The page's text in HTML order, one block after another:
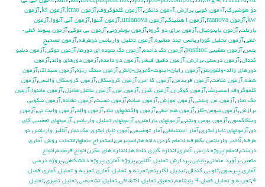
دو هوشبرگ,آ»مون خوبي برازش,آ»مون دانكن,آآزمون كلموگروف,آزمون kmo ,آزمون ks ,آزمون
kw
,آزمون manova ,آزمون t هتلينگ ,آزمون unianova ,آزمون آننوا,آزمون آني آنووا,آزمون
بارتلت,آزمون باينوميال,آزمون براي دو گروه,آزمون بونفروني,آزمون بي توكي,آزمون پيوند خطي-
خطي,آزمون تحليل كوواريانس چند متغيره,آزمون تحليل واريانس دوطرفه,آزمون تصحيح
يتس,آزمون تعقيبي posthoc ,آزمون تك دامنه,آزمون تك نمونه اي دورها,آزمون توكي,آزمون دبليو
كندال,آزمون درستي برازش,آزمون دقيق فيشر ,آزمون دو دامنه,آزمون دورهاي والد,آزمون
دورهاي والد-ولفوويتز ,آزمون رايان-اينوت-گابريل-ولش,آزمون سنگ ريزه,آزمون سيداك,آزمون
شفه,آزمون علامت,آزمون فريدمن,آزمون كا اس,آزمون كروسكال,آزمون كروسكال واليس,آزمون
كلموگروف اسميرنف,آزمون كوكران,آزمون كيزر ,آزمون لون,آزمون مانتل هانزل,آزمون ماننوا,آزمون
مك نمار ,آزمون من ويتني,آزمون موزش,آزمون ميانه,آزمون نسبت,آزمون نشانه,آزمون نيكويي
برازش,آزمون نيومن-كلز ,آزمون هم خطي,آزمون واكنشهاي حاد,آزمون والد,آزمون وايت ني,آزمون
ويلكاكسون,آزمون يومن ويتني,آزمونهاي پارامتري,آزمونهاي تحليل واريانس,آزمونهاي تعقيبي كاي
دو,آزمونهاي ناپارامتري,آمار استنباطي,آمار توضيفي,آ‍مون ناپارامتري مك نمار ,آناليز واريانس دو
طرفه,آناليز واريانس يکطرفه,ادغام كردن داده ها,اسپيرمن,استخراج عاملها,انتخاب روش آماري
درست,انجام پروژه درسي آماري,اندازه گيري داده ها,اندازه هاي مكرر ,انواع فرضيه,انواع
متغير ,برآورد منحني,پايايي,پردازش تحليل آنلاين,پروژه آماري,پروژه دانشگاهي,پروژه درسي
آماري,پيرسون,تاو بي کندال,تبديل لگاريتم,تجزيه و تحليل آماري,تجزيه و تحليل آماري فصل
4
,تجزيه و تحليل فصل 4 پايانامه ,تحقيق,تحليل اكتشافي,تحليل تشخيصي,تحليل تميزي,تحليل